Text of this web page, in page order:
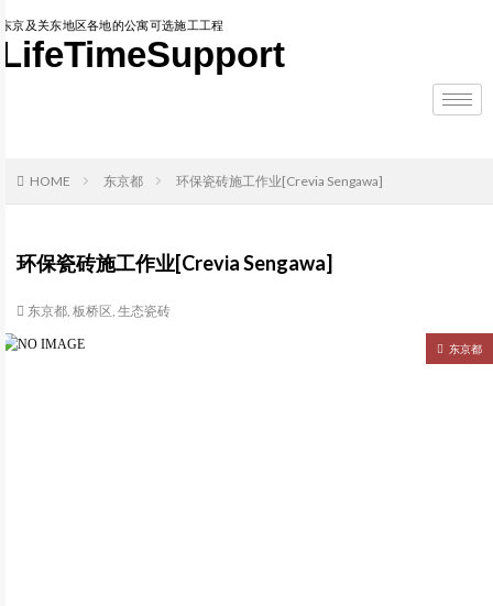
东京及关东地区各地的公寓可选施工工程
LifeTimeSupport
HOME 东京都 环保瓷砖施工作业[Crevia Sengawa]
环保瓷砖施工作业[Crevia Sengawa]
东京都, 板桥区, 生态瓷砖
东京都